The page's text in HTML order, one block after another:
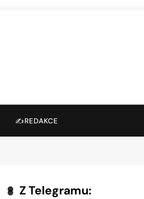
✍️REDAKCE
Z Telegramu: